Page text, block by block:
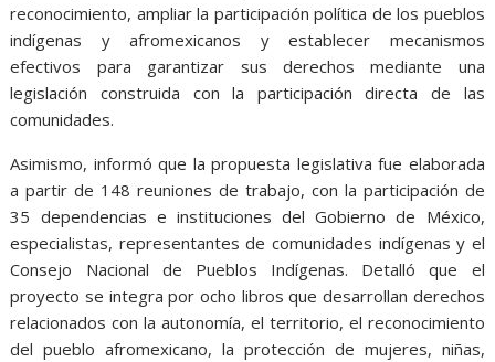
reconocimiento, ampliar la participación política de los pueblos
indígenas y afromexicanos y establecer mecanismos
efectivos para garantizar sus derechos mediante una
legislación construida con la participación directa de las
comunidades.
Asimismo, informó que la propuesta legislativa fue elaborada
a partir de 148 reuniones de trabajo, con la participación de
35 dependencias e instituciones del Gobierno de México,
especialistas, representantes de comunidades indígenas y el
Consejo Nacional de Pueblos Indígenas. Detalló que el
proyecto se integra por ocho libros que desarrollan derechos
relacionados con la autonomía, el territorio, el reconocimiento
del pueblo afromexicano, la protección de mujeres, niñas,